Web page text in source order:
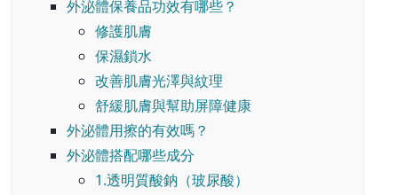
外泌體保養品功效有哪些？
修護肌膚
保濕鎖水
改善肌膚光澤與紋理
舒緩肌膚與幫助屏障健康
外泌體用擦的有效嗎？
外泌體搭配哪些成分
1.透明質酸鈉（玻尿酸）